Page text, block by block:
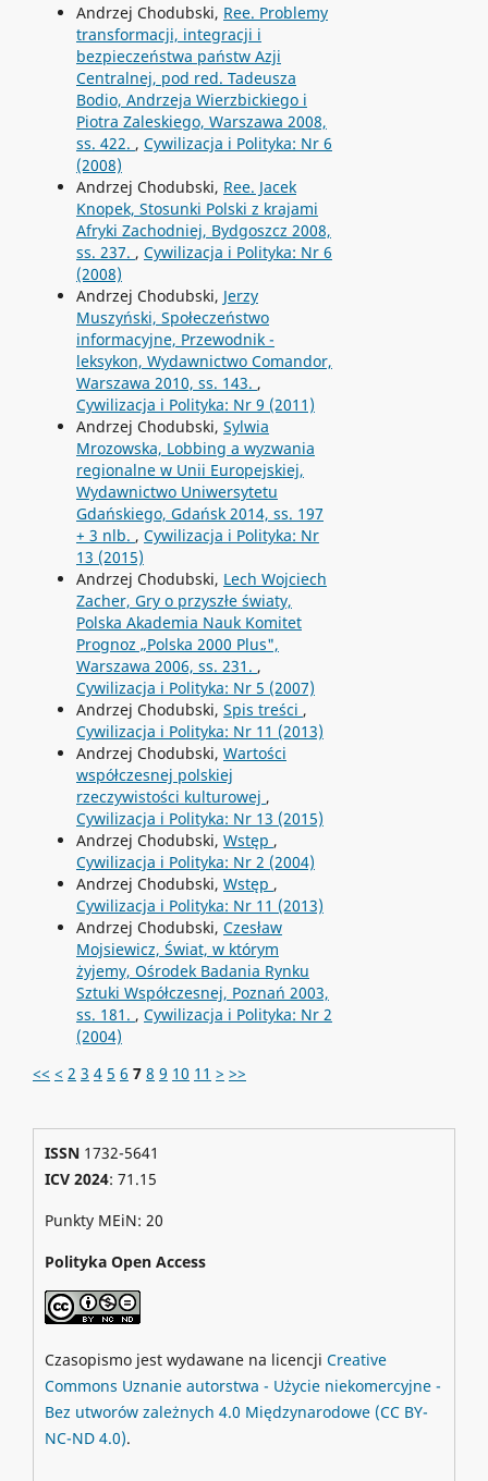
Andrzej Chodubski, Ree. Problemy
transformacji, integracji i
bezpieczeństwa państw Azji
Centralnej, pod red. Tadeusza
Bodio, Andrzeja Wierzbickiego i
Piotra Zaleskiego, Warszawa 2008,
ss. 422. , Cywilizacja i Polityka: Nr 6
(2008)
Andrzej Chodubski, Ree. Jacek
Knopek, Stosunki Polski z krajami
Afryki Zachodniej, Bydgoszcz 2008,
ss. 237. , Cywilizacja i Polityka: Nr 6
(2008)
Andrzej Chodubski, Jerzy
Muszyński, Społeczeństwo
informacyjne, Przewodnik -
leksykon, Wydawnictwo Comandor,
Warszawa 2010, ss. 143. ,
Cywilizacja i Polityka: Nr 9 (2011)
Andrzej Chodubski, Sylwia
Mrozowska, Lobbing a wyzwania
regionalne w Unii Europejskiej,
Wydawnictwo Uniwersytetu
Gdańskiego, Gdańsk 2014, ss. 197
+ 3 nlb. , Cywilizacja i Polityka: Nr
13 (2015)
Andrzej Chodubski, Lech Wojciech
Zacher, Gry o przyszłe światy,
Polska Akademia Nauk Komitet
Prognoz „Polska 2000 Plus",
Warszawa 2006, ss. 231. ,
Cywilizacja i Polityka: Nr 5 (2007)
Andrzej Chodubski, Spis treści ,
Cywilizacja i Polityka: Nr 11 (2013)
Andrzej Chodubski, Wartości
współczesnej polskiej
rzeczywistości kulturowej ,
Cywilizacja i Polityka: Nr 13 (2015)
Andrzej Chodubski, Wstęp ,
Cywilizacja i Polityka: Nr 2 (2004)
Andrzej Chodubski, Wstęp ,
Cywilizacja i Polityka: Nr 11 (2013)
Andrzej Chodubski, Czesław
Mojsiewicz, Świat, w którym
żyjemy, Ośrodek Badania Rynku
Sztuki Współczesnej, Poznań 2003,
ss. 181. , Cywilizacja i Polityka: Nr 2
(2004)
<< < 2 3 4 5 6 7 8 9 10 11 > >>
ISSN1732-5641
ICV 2024: 71.15
Punkty MEiN: 20
Polityka Open Access
Czasopismo jest wydawane na licencji Creative
Commons Uznanie autorstwa - Użycie niekomercyjne -
Bez utworów zależnych 4.0 Międzynarodowe (CC BY-
NC-ND 4.0).